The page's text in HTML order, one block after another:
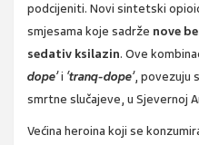
podcijeniti. Novi sintetski
smjesama koje sadrže nove
sedativ ksilazin. Ove
dope’i ‘tranq-dope’, povezuju
smrtne slučajeve, u Sjevernoj
Većina heroina koji se